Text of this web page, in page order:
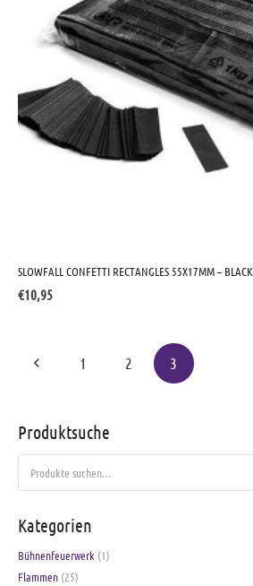
SLOWFALL CONFETTI RECTANGLES 55X17MM – BLACK
€10,95
Beitragsnavigation
1 2 3
Produktsuche
Kategorien
Bühnenfeuerwerk (1)
Flammen (25)